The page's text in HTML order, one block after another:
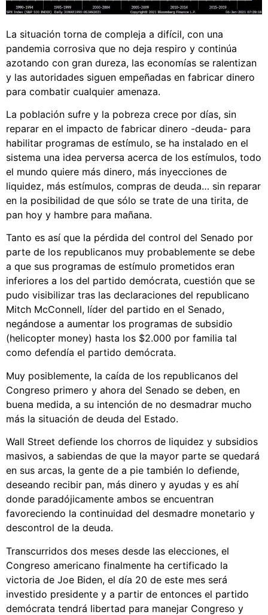
La situación torna de compleja a difícil, con una
pandemia corrosiva que no deja respiro y continúa
azotando con gran dureza, las economías se ralentizan
y las autoridades siguen empeñadas en fabricar dinero
para combatir cualquier amenaza.
La población sufre y la pobreza crece por días, sin
reparar en el impacto de fabricar dinero -deuda- para
habilitar programas de estímulo, se ha instalado en el
sistema una idea perversa acerca de los estímulos, todo
el mundo quiere más dinero, más inyecciones de
liquidez, más estímulos, compras de deuda… sin reparar
en la posibilidad de que sólo se trate de una tirita, de
pan hoy y hambre para mañana.
Tanto es así que la pérdida del control del Senado por
parte de los republicanos muy probablemente se debe
a que sus programas de estímulo prometidos eran
inferiores a los del partido demócrata, cuestión que se
pudo visibilizar tras las declaraciones del republicano
Mitch McConnell, líder del partido en el Senado,
negándose a aumentar los programas de subsidio
(helicopter money) hasta los $2.000 por familia tal
como defendía el partido demócrata.
Muy posiblemente, la caída de los republicanos del
Congreso primero y ahora del Senado se deben, en
buena medida, a su intención de no desmadrar mucho
más la situación de deuda del Estado.
Wall Street defiende los chorros de liquidez y subsidios
masivos, a sabiendas de que la mayor parte se quedará
en sus arcas, la gente de a pie también lo defiende,
deseando recibir pan, más dinero y ayudas y es ahí
donde paradójicamente ambos se encuentran
favoreciendo la continuidad del desmadre monetario y
descontrol de la deuda.
Transcurridos dos meses desde las elecciones, el
Congreso americano finalmente ha certificado la
victoria de Joe Biden, el día 20 de este mes será
investido presidente y a partir de entonces el partido
demócrata tendrá libertad para manejar Congreso y